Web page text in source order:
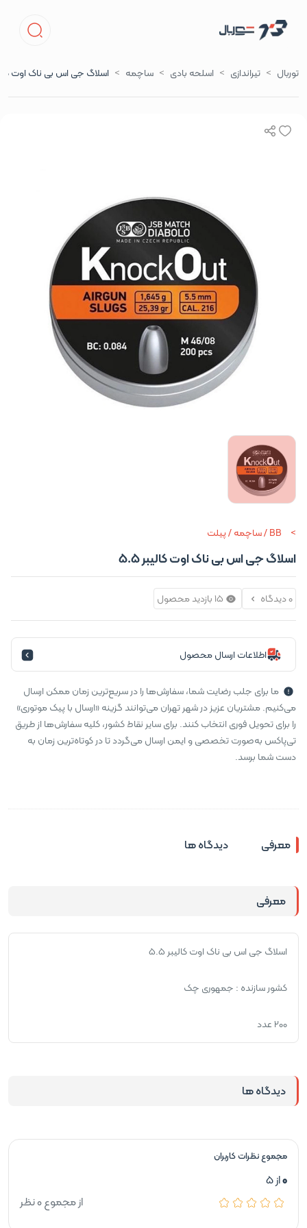
توربال تیراندازی اسلحه بادی ساچمه اسلاگ جی اس بی ناک اوت
BB / ساچمه / پیلت
اسلاگ جی اس بی ناک اوت کالیبر ۵.۵
0 دیدگاه 15 بازدید محصول
اطلاعات ارسال محصول
ما برای جلب رضایت شما، سفارش‌ها را در سریع‌ترین زمان ممکن ارسال
می‌کنیم. مشتریان عزیز در شهر تهران می‌توانند گزینه «ارسال با پیک موتوری»
را برای تحویل فوری انتخاب کنند. برای سایر نقاط کشور، کلیه سفارش‌ها از طریق
تی‌پاکس به‌صورت تخصصی و ایمن ارسال می‌گردد تا در کوتاه‌ترین زمان به
دست شما برسد.
معرفی دیدگاه ها
معرفی
اسلاگ جی اس بی ناک اوت کالیبر ۵.۵
کشور سازنده : جمهوری چک
200 عدد
دیدگاه ها
مجموع نظرات کاربران
0از 5
از مجموع 0 نظر